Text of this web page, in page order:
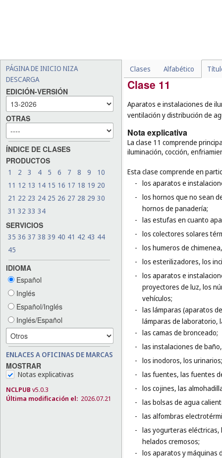
PÁGINA DE INICIO NIZA
DESCARGA
EDICIÓN-VERSIÓN
OTRAS
ÍNDICE DE CLASES
PRODUCTOS
1 2 3 4 5 6 7 8 9
10
11 12 13 14 15 16 17 18 19 20
21 22 23 24 25 26 27 28 29 30
31 32 33 34
SERVICIOS
35 36 37 38 39 40 41 42 43 44
45
IDIOMA
Español
Inglés
Español/Inglés
Inglés/Español
ENLACES A OFICINAS DE MARCAS
MOSTRAR
Notas explicativas
NCLPUB v5.0.3
Última modificación el: 2026.07.21
Clases Alfabético
las gafas de fiesta (cl. 28).
Clase 11
Aparatos e instalaciones de
ventilación y distribución de
Nota explicativa
La clase 11 comprende
iluminación, cocción,
Esta clase comprende en
- los aparatos e
- los hornos que no sean
hornos de panadería;
- las estufas en cuanto
- los colectores solares
- los humeros de
- los esterilizadores, los
- los aparatos e
proyectores de luz, los
vehículos;
- las lámparas (aparatos
lámparas de laboratorio,
- las camas de bronceado;
- las instalaciones de
- los inodoros, los urinarios;
- las fuentes, las fuentes
- los cojines, las
- las bolsas de agua
- las alfombras
- las yogurteras eléctricas,
helados cremosos;
- los aparatos y máquinas